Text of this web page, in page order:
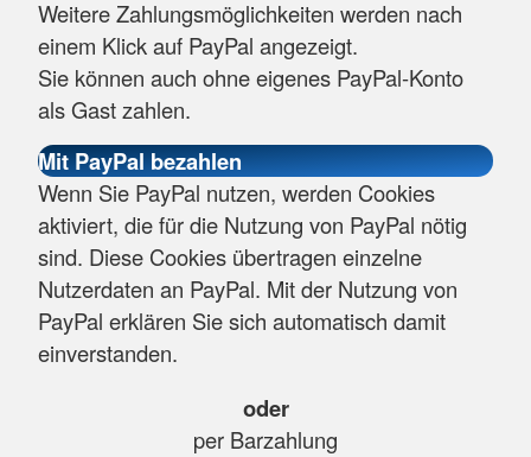
Weitere Zahlungsmöglichkeiten werden nach
einem Klick auf PayPal angezeigt.
Sie können auch ohne eigenes PayPal-Konto
als Gast zahlen.
Wenn Sie PayPal nutzen, werden Cookies
aktiviert, die für die Nutzung von PayPal nötig
sind. Diese Cookies übertragen einzelne
Nutzerdaten an PayPal. Mit der Nutzung von
PayPal erklären Sie sich automatisch damit
einverstanden.
oder
per Barzahlung